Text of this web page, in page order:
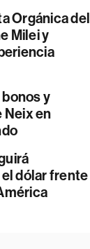
Orgánica del
Milei y
y
Neix en
dólar frente